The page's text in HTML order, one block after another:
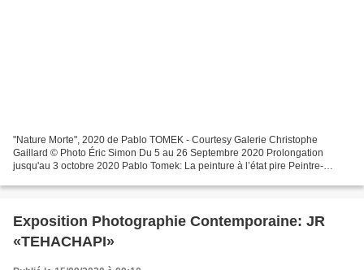
"Nature Morte", 2020 de Pablo TOMEK - Courtesy Galerie Christophe
Gaillard © Photo Éric Simon Du 5 au 26 Septembre 2020 Prolongation
jusqu'au 3 octobre 2020 Pablo Tomek: La peinture à l’état pire Peintre-
Exposition Photographie Contemporaine: JR
«TEHACHAPI»